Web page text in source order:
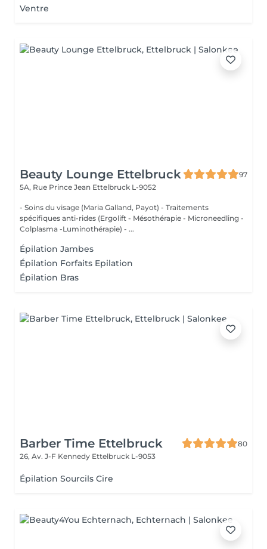
Ventre
Beauty Lounge Ettelbruck
97
5A, Rue Prince Jean Ettelbruck L-9052
- Soins du visage (Maria Galland, Payot) - Traitements
spécifiques anti-rides (Ergolift - Mésothérapie - Microneedling -
Colplasma -Luminothérapie) - ...
Épilation Jambes
Épilation Forfaits Epilation
Épilation Bras
Barber Time Ettelbruck
80
26, Av. J-F Kennedy Ettelbruck L-9053
Épilation Sourcils Cire